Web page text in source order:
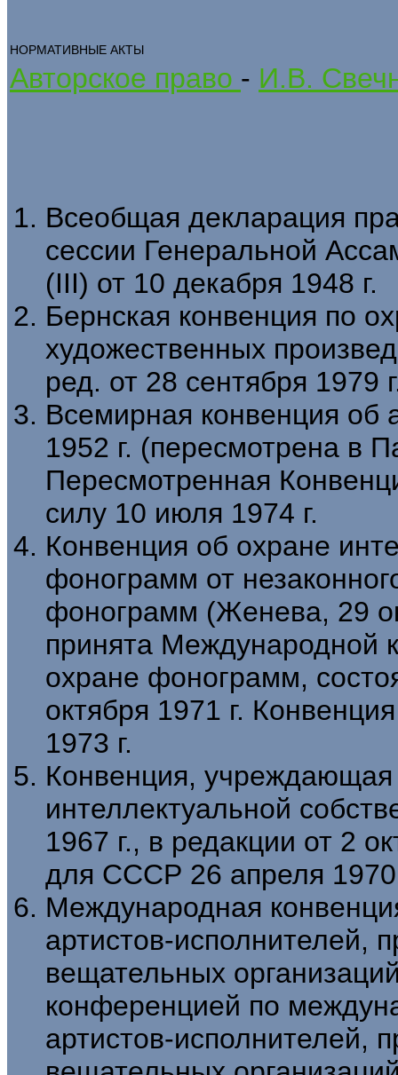
НОРМАТИВНЫЕ АКТЫ
Авторское право - И.В.
Всеобщая декларация
сессии Генеральной
(III) от 10 декабря 1948 г.
Бернская конвенция по
художественных
ред. от 28 сентября 1979
Всемирная конвенция об
1952 г. (пересмотрена в
Пересмотренная
силу 10 июля 1974 г.
Конвенция об охране
фонограмм от
фонограмм (Женева, 29
принята Международной
охране фонограмм,
октября 1971 г.
1973 г.
Конвенция,
интеллектуальной
1967 г., в редакции от 2
для СССР 26 апреля 1970
Международная
артистов-исполнителей,
вещательных
конференцией по
артистов-исполнителей,